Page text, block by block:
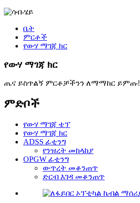
ቤት
ምርቶች
የውሃ ማገጃ ክር
የውሃ ማገጃ ክር
ጤና ይስጥልኝ ምርቶቻችንን ለማማከር ይምጡ!
ምድቦች
የውሃ ማገጃ ቴፕ
የውሃ ማገጃ ክር
ADSS ፊቲንግ
የንዝረት መከላከያ
OPGW ፊቲንግ
ውጥረት መቆንጠጥ
ድርብ እገዳ መቆንጠጥ